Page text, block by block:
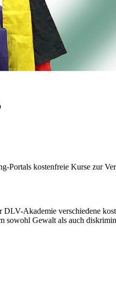
Portals kostenfreie Kurse zur
Akademie verschiedene
Gewalt als auch